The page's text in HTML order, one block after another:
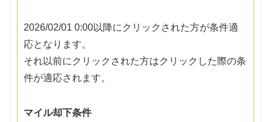
2026/02/01 0:00以降にクリックされた方が条件適
応となります。
それ以前にクリックされた方はクリックした際の条
件が適応されます。
マイル却下条件